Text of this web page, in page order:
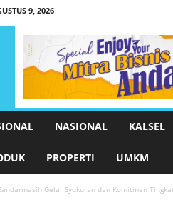
9, 2026
NASIONAL KALSEL
PROPERTI UMKM
Gelar Syukuran dan Komitmen